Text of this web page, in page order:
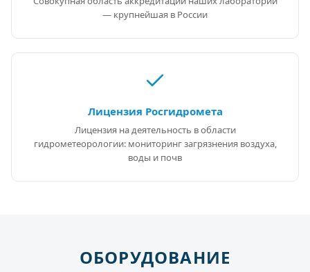
— крупнейшая в России
Лицензия Росгидромета
Лицензия на деятельность в области
гидрометеорологии: мониторинг загрязнения воздуха,
воды и почв
ОБОРУДОВАНИЕ